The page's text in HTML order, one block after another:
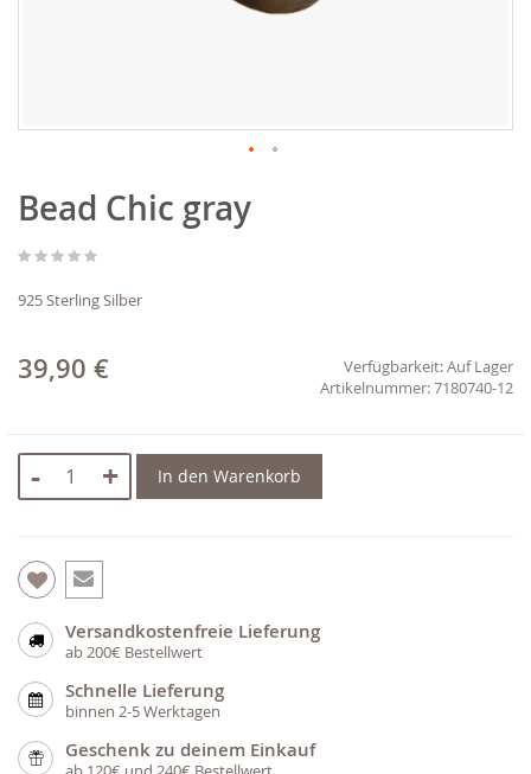
Anfang
der
springen
Bead Chic gray
925 Sterling Silber
39,90 € Verfügbarkeit:Auf Lager
7180740-12
- + In den Warenkorb
Versandkostenfreie Lieferung
ab 200€ Bestellwert
Schnelle Lieferung
binnen 2-5 Werktagen
Geschenk zu deinem Einkauf